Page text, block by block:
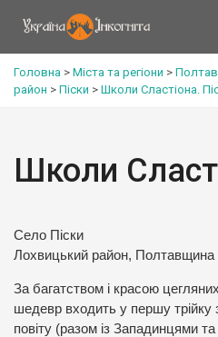
Головна > Міста та регіони >
район > Піски > Школи Сластіона.
Школи
Село Піски
Лохвицький район, Полтавщина
За багатством і красою
шедевр входить у першу трійку
повіту (разом із Западинцями